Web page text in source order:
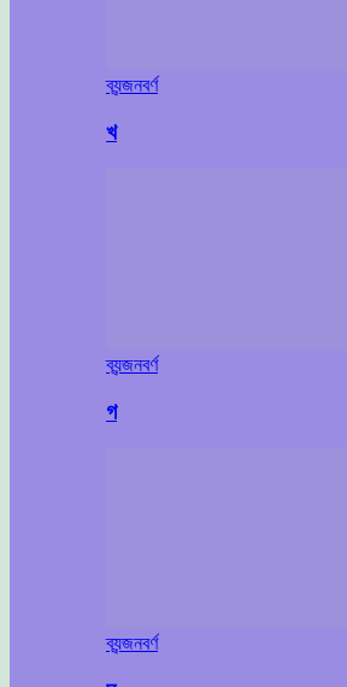
ব্যন্জনবর্ণ
খ
ব্যন্জনবর্ণ
গ
ব্যন্জনবর্ণ